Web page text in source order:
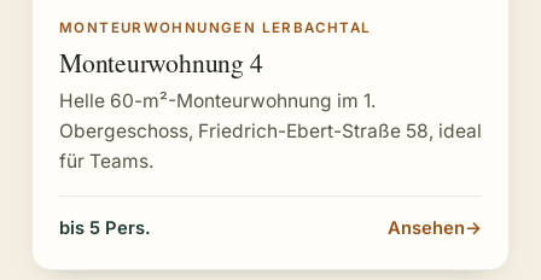
MONTEURWOHNUNGEN LERBACHTAL
Monteurwohnung 4
Helle 60-m²-Monteurwohnung im 1.
Obergeschoss, Friedrich-Ebert-Straße 58, ideal
für Teams.
bis 5 Pers. Ansehen→